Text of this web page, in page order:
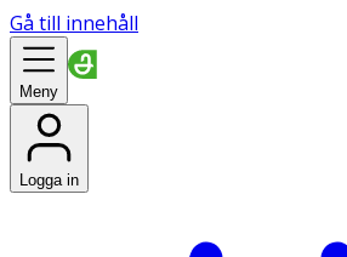
Gå till innehåll
Meny
Logga in